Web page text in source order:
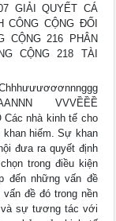
GIẢI QUYẾT CÁ
CÔNG CỘNG ĐỐI
CỘNG 216 PHÂN
CỘNG 218 TÀI
VVVỀỀỀ
Các nhà kinh tế cho
hiếm. Sự khan
đưa ra quyết định
trong điều kiện
đến những vấn đề
đề đó trong nền
và sự tương tác với